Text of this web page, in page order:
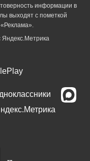
информации в
выходят с пометкой
Яндекс.Метрика